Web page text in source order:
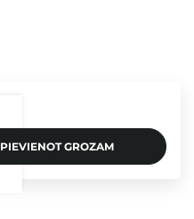
PIEVIENOT GROZAM